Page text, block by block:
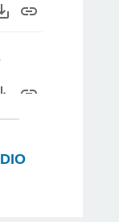
link
link